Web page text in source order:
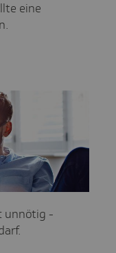
eine
unnötig -